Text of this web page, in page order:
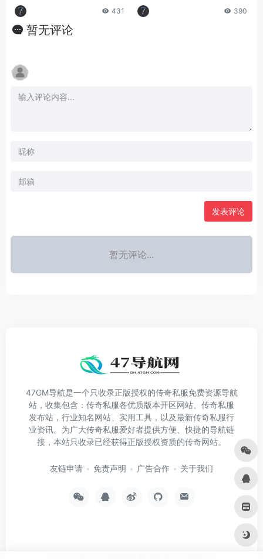
431 390
暂无评论
发表评论
暂无评论...
47GM导航是一个只收录正版授权的传奇私服免费资源导航
站，收集包含：传奇私服各优质版本开区网站、传奇私服
发布站，行业知名网站、实用工具，以及最新传奇私服行
业资讯。为广大传奇私服爱好者提供方便、快捷的导航链
接，本站只收录已经获得正版授权资质的传奇网站。
友链申请 免责声明 广告合作 关于我们